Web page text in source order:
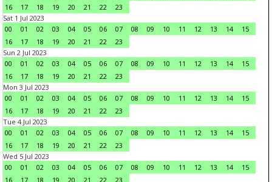
16
17 18 19 20 21 22
23
Sat 1 Jul 2023
00
01 02 03 04 05 06 07 08 09 10 11 12 13 14
15
16
17 18 19 20 21 22
23
Sun 2 Jul 2023
00
01 02 03 04 05 06 07 08 09 10 11 12 13 14
15
16
17 18 19 20 21 22
23
Mon 3 Jul 2023
00
01 02 03 04 05 06 07 08 09 10 11 12 13 14
15
16
17 18 19 20 21 22
23
Tue 4 Jul 2023
00
01 02 03 04 05 06 07 08 09 10 11 12 13 14
15
16
17 18 19 20 21 22
23
Wed 5 Jul 2023
00
01 02 03 04 05 06 07 08 09 10 11 12 13 14
15
16
17 18 19 20 21 22
23